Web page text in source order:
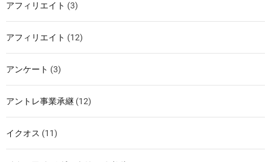
アフィリエイト (3)
アフィリエイト (12)
アンケート (3)
アントレ事業承継 (12)
イクオス (11)